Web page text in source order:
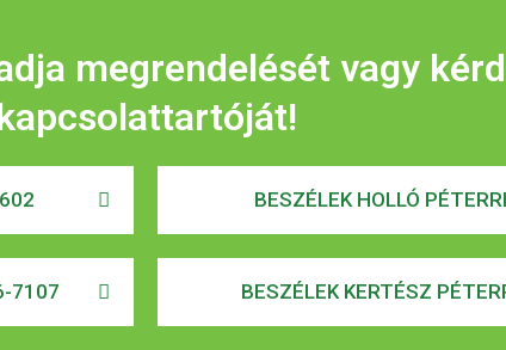
megrendelését vagy
BESZÉLEK HOLLÓ
7107 BESZÉLEK KERTÉSZ